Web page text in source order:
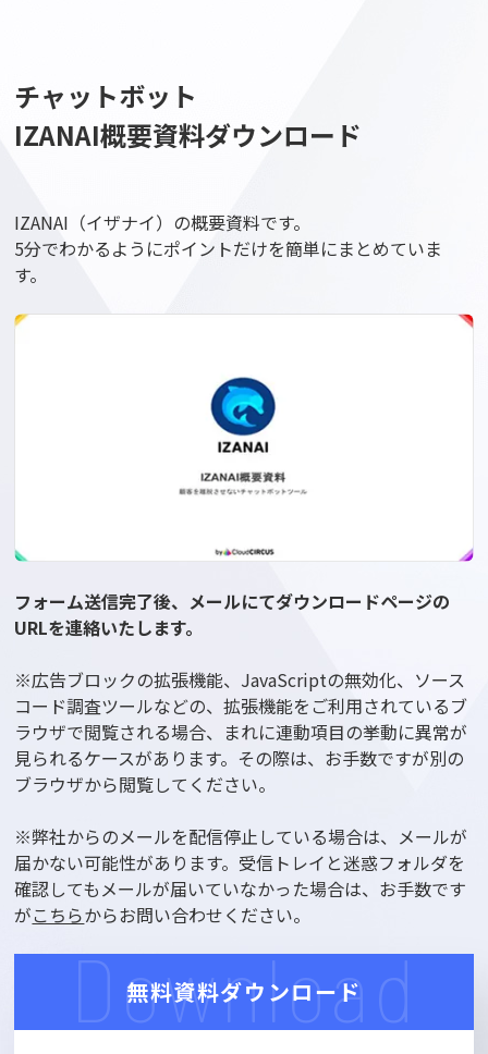
チャットボット
IZANAI概要資料ダウンロード
IZANAI（イザナイ）の概要資料です。
5分でわかるようにポイントだけを簡単にまとめていま
す。
フォーム送信完了後、メールにてダウンロードページの
URLを連絡いたします。
※広告ブロックの拡張機能、JavaScriptの無効化、ソース
コード調査ツールなどの、拡張機能をご利用されているブ
ラウザで閲覧される場合、まれに連動項目の挙動に異常が
見られるケースがあります。その際は、お手数ですが別の
ブラウザから閲覧してください。
※弊社からのメールを配信停止している場合は、メールが
届かない可能性があります。受信トレイと迷惑フォルダを
確認してもメールが届いていなかった場合は、お手数です
がこちらからお問い合わせください。
無料資料ダウンロード
Download